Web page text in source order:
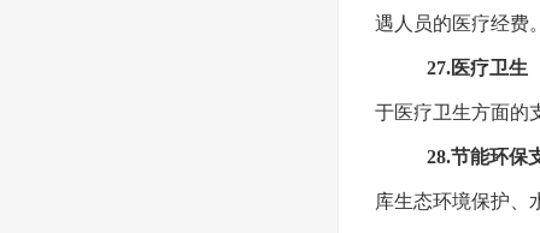
遇人员的医疗经费
27.医疗卫生
于医疗卫生方面的
28.节能环保
库生态环境保护、